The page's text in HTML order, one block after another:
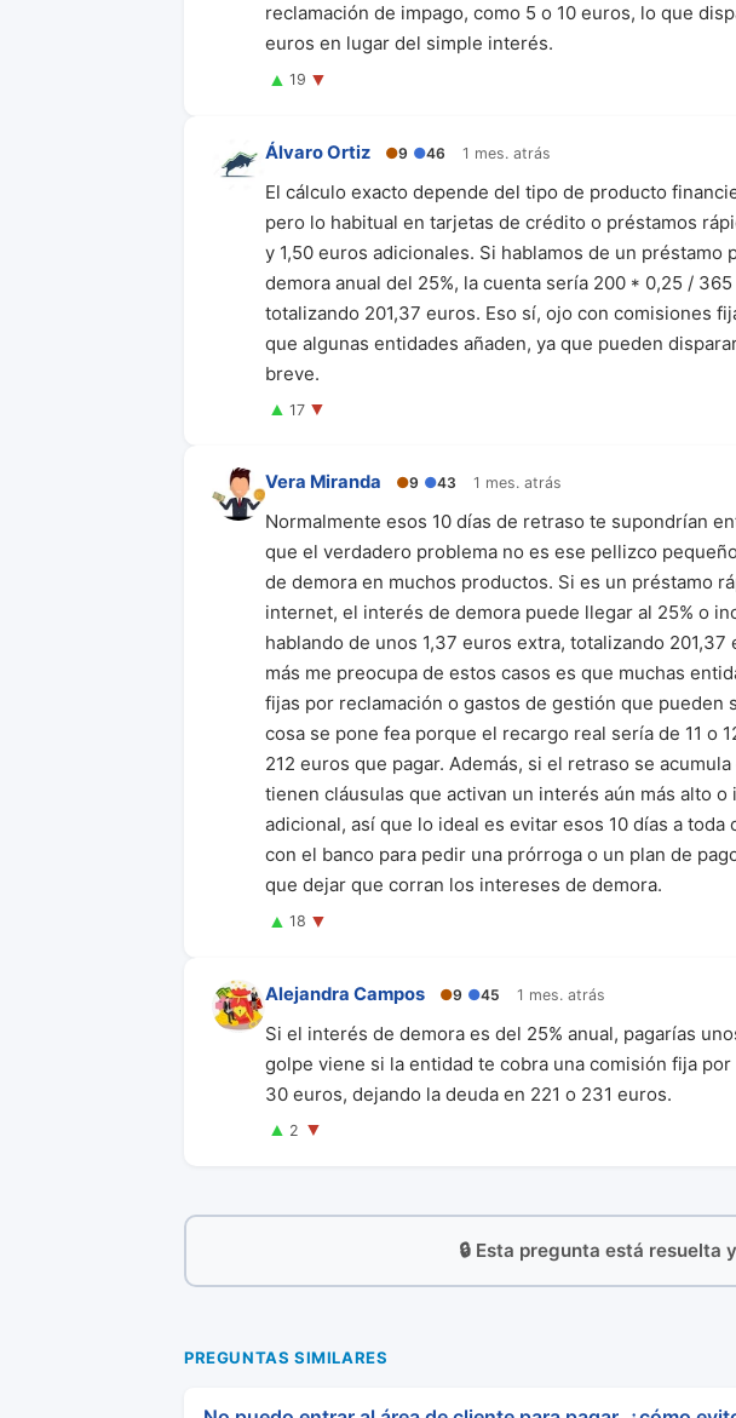
reclamación de impago, como 5 o 10 euros, lo que
euros en lugar del simple interés.
▲ 19 ▼
Álvaro Ortiz ●9 ●46 1 mes. atrás
El cálculo exacto depende del tipo de producto
pero lo habitual en tarjetas de crédito o préstamos
y 1,50 euros adicionales. Si hablamos de un
demora anual del 25%, la cuenta sería 200 * 0,25 /
totalizando 201,37 euros. Eso sí, ojo con comisiones
que algunas entidades añaden, ya que pueden
breve.
▲ 17 ▼
Vera Miranda ●9 ●43 1 mes. atrás
Normalmente esos 10 días de retraso te supondrían
que el verdadero problema no es ese pellizco
de demora en muchos productos. Si es un préstamo
internet, el interés de demora puede llegar al 25% o
hablando de unos 1,37 euros extra, totalizando
más me preocupa de estos casos es que muchas
fijas por reclamación o gastos de gestión que pueden
cosa se pone fea porque el recargo real sería de 11 o
212 euros que pagar. Además, si el retraso se
tienen cláusulas que activan un interés aún más alto
adicional, así que lo ideal es evitar esos 10 días a
con el banco para pedir una prórroga o un plan de
que dejar que corran los intereses de demora.
▲ 18 ▼
Alejandra Campos ●9 ●45 1 mes. atrás
Si el interés de demora es del 25% anual, pagarías
golpe viene si la entidad te cobra una comisión fija
30 euros, dejando la deuda en 221 o 231 euros.
▲ 2 ▼
🔒 Esta pregunta está resuelta
PREGUNTAS SIMILARES